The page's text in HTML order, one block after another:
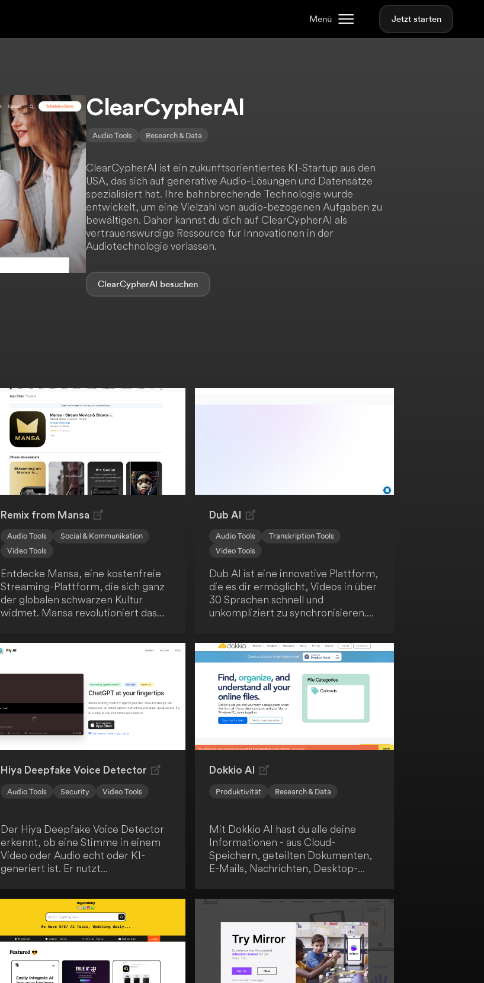
Menü Jetzt starten
ClearCypherAI
Audio Tools Research & Data
ClearCypherAI ist ein zukunftsorientiertes KI-Startup aus den
USA, das sich auf generative Audio-Lösungen und Datensätze
spezialisiert hat. Ihre bahnbrechende Technologie wurde
entwickelt, um eine Vielzahl von audio-bezogenen Aufgaben zu
bewältigen. Daher kannst du dich auf ClearCypherAI als
vertrauenswürdige Ressource für Innovationen in der
Audiotechnologie verlassen.
ClearCypherAI
Remix from Mansa
Audio Tools
Social & Kommunikation
Video Tools
Entdecke Mansa, eine kostenfreie
Streaming-Plattform, die sich ganz
der globalen schwarzen Kultur
widmet. Mansa revolutioniert das
Du kannst sogar ausgewählte Titel
gestalten - ein einzigartiges
Dub AI
Audio Tools
Transkription Tools
Video Tools
Dub AI ist eine innovative Plattform,
die es dir ermöglicht, Videos in über
30 Sprachen schnell und
unkompliziert zu synchronisieren.
Übersetzung bietet sie
hochwertige, lokalisierten Audio-
und Videoinhalte. Die
benutzerfreundliche Oberfläche
unterstützt bis zu 10 Sprecher
gleichzeitig und fördert so deine
Creator.
Hiya Deepfake Voice Detector
Audio Tools Security Video Tools
Der Hiya Deepfake Voice Detector
erkennt, ob eine Stimme in einem
Video oder Audio echt oder KI-
generiert ist. Er nutzt
Stimme zu überprüfen. Dieses Tool
ist speziell für die Verwendung in
Chrome-Tabs konzipiert.
Dokkio AI
Produktivität Research & Data
Mit Dokkio AI hast du alle deine
Informationen - aus Cloud-
Speichern, geteilten Dokumenten,
E-Mails, Nachrichten, Desktop-
Dokkio taggt und strukturiert deine
Inhalte, damit sie perfekt zu deinen
individuellen Arbeitsweisen,
Suchvorgängen und
Kollaborationsstilen passen.
Erleichtere dank künstlicher